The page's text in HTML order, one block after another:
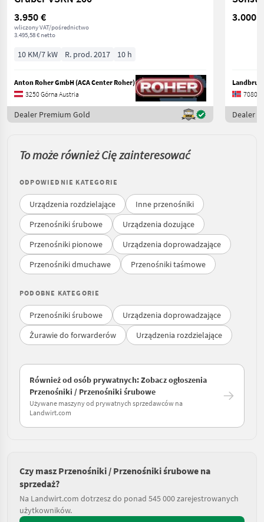
3.950 €
wliczony VAT/pośrednictwo
3.495,58 € netto
10 KM/7 kW R. prod. 2017 10 h
Anton Roher GmbH (ACA Center Roher)
3250 Górna Austria
Dealer Premium Gold
3.000 €
7080 H
Dealer
To może również Cię zainteresować
ODPOWIEDNIE KATEGORIE
Urządzenia rozdzielające
Inne przenośniki
Przenośniki śrubowe
Urządzenia dozujące
Przenośniki pionowe
Urządzenia doprowadzające
Przenośniki dmuchawe
Przenośniki taśmowe
PODOBNE KATEGORIE
Przenośniki śrubowe
Urządzenia doprowadzające
Żurawie do forwarderów
Urządzenia rozdzielające
Również od osób prywatnych: Zobacz ogłoszenia
Przenośniki / Przenośniki śrubowe
Używane maszyny od prywatnych sprzedawców na
Landwirt.com
Czy masz Przenośniki / Przenośniki śrubowe na
sprzedaż?
Na Landwirt.com dotrzesz do ponad 545 000 zarejestrowanych
użytkowników.